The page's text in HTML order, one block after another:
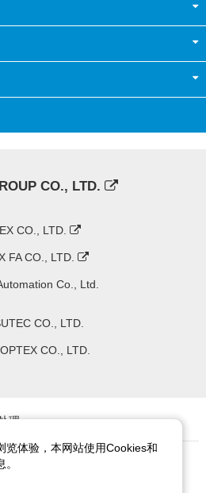
CO., LTD.
CO., LTD.
FA CO., LTD.
Co., Ltd.
CO., LTD.
CO., LTD.
理
览体验，本网站使用Cookies和